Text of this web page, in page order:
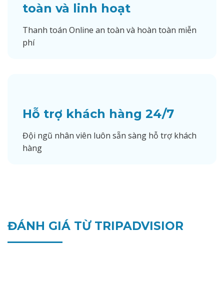
toàn và linh hoạt
Thanh toán Online an toàn và hoàn toàn miễn
phí
Hỗ trợ khách hàng 24/7
Đội ngũ nhân viên luôn sẵn sàng hỗ trợ khách
hàng
ĐÁNH GIÁ TỪ TRIPADVISIOR